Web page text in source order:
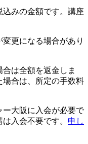
みの金額です。講座
更になる場合があり
は全額を返金しま
合は、所定の手数料
大阪に入会が必要で
入会不要です。 申し